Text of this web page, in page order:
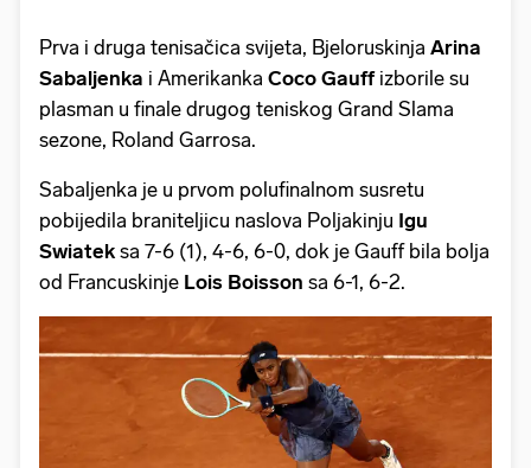
Prva i druga tenisačica svijeta, Bjeloruskinja Arina
Sabaljenka i Amerikanka Coco Gauff izborile su
plasman u finale drugog teniskog Grand Slama
sezone, Roland Garrosa.
Sabaljenka je u prvom polufinalnom susretu
pobijedila braniteljicu naslova Poljakinju Igu
Swiatek sa 7-6 (1), 4-6, 6-0, dok je Gauff bila bolja
od Francuskinje Lois Boisson sa 6-1, 6-2.